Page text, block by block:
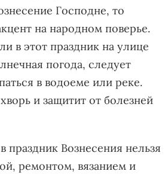
Господне, то
на народном поверье.
в этот праздник на улице
погода, следует
в водоеме или реке.
и защитит от болезней
праздник Вознесения нельзя
ремонтом, вязанием и